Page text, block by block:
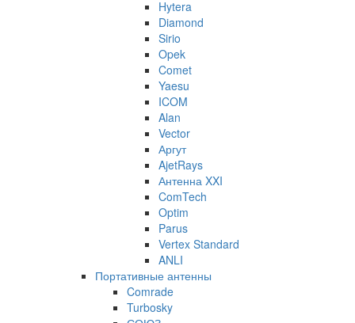
Hytera
Diamond
Sirio
Opek
Comet
Yaesu
ICOM
Alan
Vector
Аргут
AjetRays
Антенна XXI
ComTech
Optim
Parus
Vertex Standard
ANLI
Портативные антенны
Comrade
Turbosky